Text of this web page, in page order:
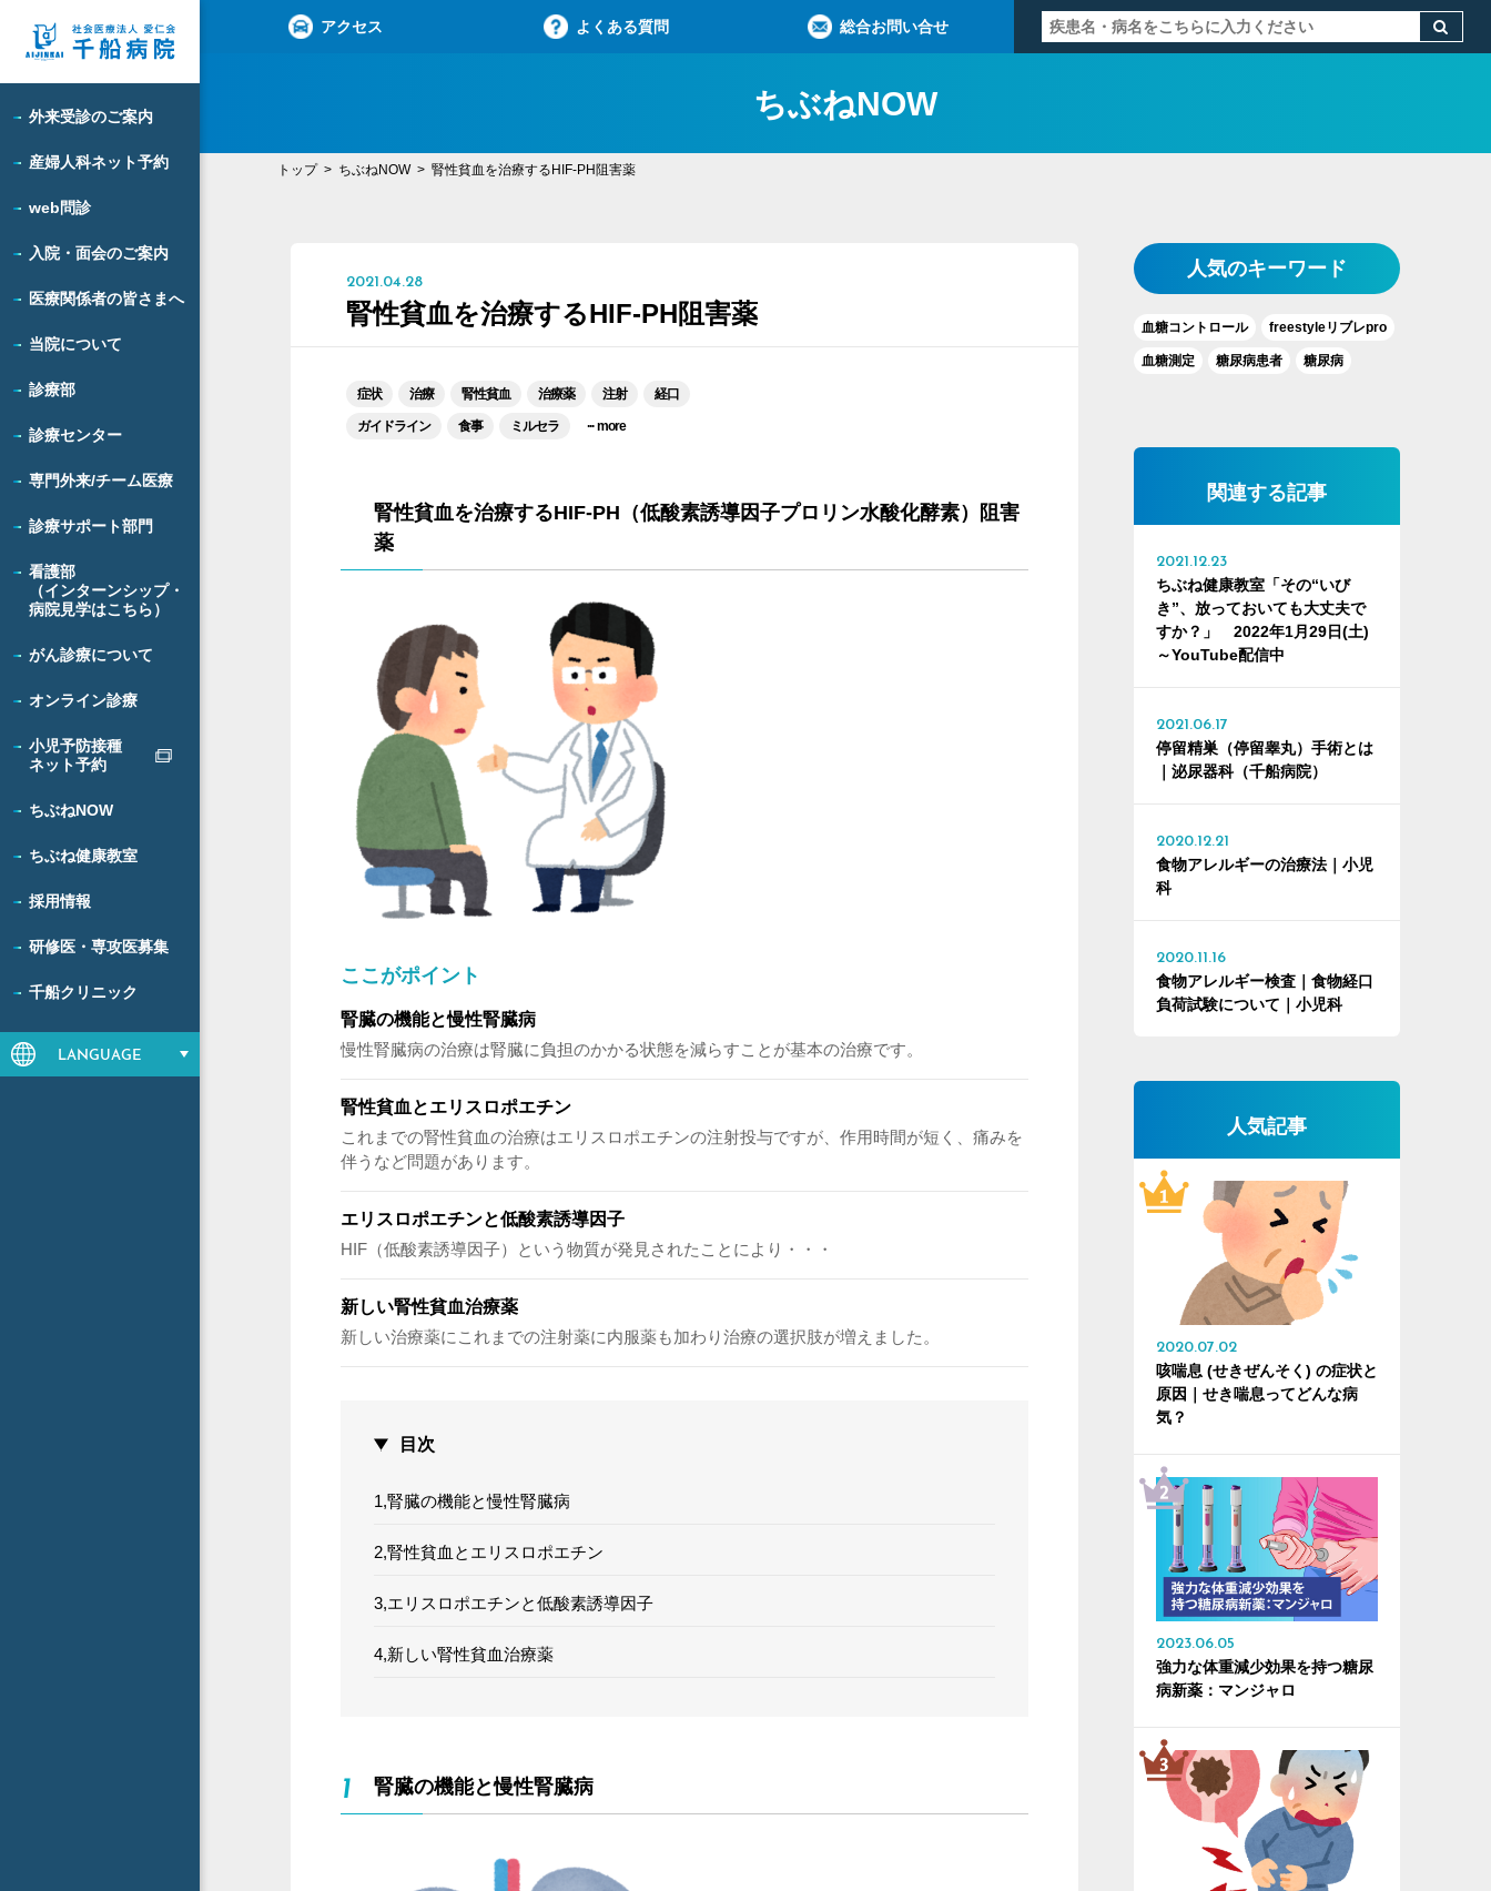
外来受診のご案内
産婦人科ネット予約
web問診
入院・面会のご案内
医療関係者の皆さまへ
当院について
診療部
診療センター
専門外来/チーム医療
診療サポート部門
看護部
（インターンシップ・
病院見学はこちら）
がん診療について
オンライン診療
小児予防接種
ネット予約
ちぶねNOW
ちぶね健康教室
採用情報
研修医・専攻医募集
千船クリニック
LANGUAGE
アクセス よくある質問 総合お問い合せ
ちぶねNOW
トップ ちぶねNOW 腎性貧血を治療するHIF-PH阻害薬
2021.04.28
腎性貧血を治療するHIF-PH阻害薬
症状 治療 腎性貧血 治療薬 注射 経口
ガイドライン 食事 ミルセラ ... more
腎性貧血を治療するHIF-PH（低酸素誘導因子プロリン水酸化酵素）阻害
薬
ここがポイント
腎臓の機能と慢性腎臓病
慢性腎臓病の治療は腎臓に負担のかかる状態を減らすことが基本の治療です。
腎性貧血とエリスロポエチン
これまでの腎性貧血の治療はエリスロポエチンの注射投与ですが、作用時間が短く、痛みを
伴うなど問題があります。
エリスロポエチンと低酸素誘導因子
HIF（低酸素誘導因子）という物質が発見されたことにより・・・
新しい腎性貧血治療薬
新しい治療薬にこれまでの注射薬に内服薬も加わり治療の選択肢が増えました。
目次
1,腎臓の機能と慢性腎臓病
2,腎性貧血とエリスロポエチン
3,エリスロポエチンと低酸素誘導因子
4,新しい腎性貧血治療薬
1 腎臓の機能と慢性腎臓病
人気のキーワード
血糖コントロール freestyleリブレpro
血糖測定 糖尿病患者 糖尿病
関連する記事
2021.12.23
ちぶね健康教室「その“いび
き”、放っておいても大丈夫で
すか？」 2022年1月29日(土)
～YouTube配信中
2021.06.17
停留精巣（停留睾丸）手術とは
｜泌尿器科（千船病院）
2020.12.21
食物アレルギーの治療法｜小児
科
2020.11.16
食物アレルギー検査｜食物経口
負荷試験について｜小児科
人気記事
2020.07.02
咳喘息 (せきぜんそく) の症状と
原因｜せき喘息ってどんな病
気？
2023.06.05
強力な体重減少効果を持つ糖尿
病新薬：マンジャロ